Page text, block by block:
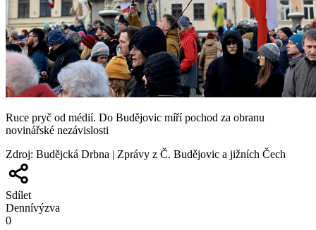
Ruce pryč od médií. Do Budějovic míří pochod za obranu
novinářské nezávislosti
Zdroj: Budějcká Drbna | Zprávy z Č. Budějovic a jižních Čech
Sdílet
Dennívýzva
0